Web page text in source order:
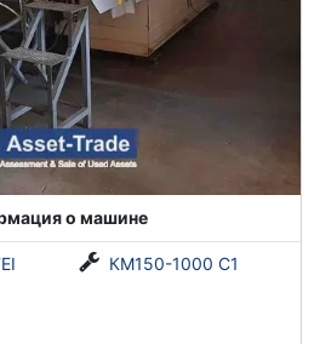
о машине
КМ150-1000 С1